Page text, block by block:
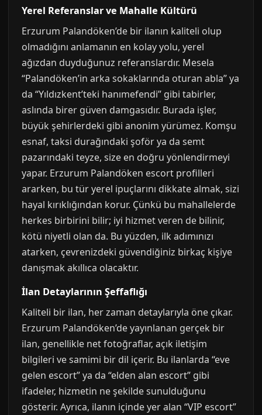
Yerel Referanslar ve Mahalle Kültürü
Erzurum Palandöken’de bir ilanın kaliteli olup
olmadığını anlamanın en kolay yolu, yerel
ağızdan duyduğunuz referanslardır. Mesela
“Palandöken’in arka sokaklarında oturan abla” ya
da “Yıldızkent’teki hanımefendi” gibi tabirler,
aslında birer güven damgasıdır. Burada işler,
büyük şehirlerdeki gibi anonim yürümez. Komşu
esnaf, taksi durağındaki şoför ya da semt
pazarındaki teyze, size en doğru yönlendirmeyi
yapar. Erzurum Palandöken escort profilleri
ararken, bu tür yerel ipuçlarını dikkate almak, sizi
hayal kırıklığından korur. Çünkü bu mahallelerde
herkes birbirini bilir; iyi hizmet veren de bilinir,
kötü niyetli olan da. Bu yüzden, ilk adımınızı
atarken, çevrenizdeki güvendiğiniz birkaç kişiye
danışmak akıllıca olacaktır.
İlan Detaylarının Şeffaflığı
Kaliteli bir ilan, her zaman detaylarıyla öne çıkar.
Erzurum Palandöken’de yayınlanan gerçek bir
ilan, genellikle net fotoğraflar, açık iletişim
bilgileri ve samimi bir dil içerir. Bu ilanlarda “eve
gelen escort” ya da “elden alan escort” gibi
ifadeler, hizmetin ne şekilde sunulduğunu
gösterir. Ayrıca, ilanın içinde yer alan “VIP escort”